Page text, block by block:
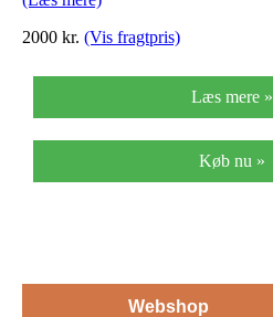
2000 kr. (Vis fragtpris)
Læs mere »
Køb nu »
Webshop